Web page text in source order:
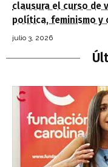
clausura el curso de
política, feminismo y
julio 3, 2026